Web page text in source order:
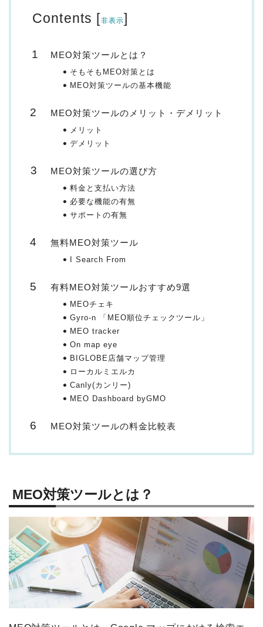
Contents [非表示]
MEO対策ツールとは？
そもそもMEO対策とは
MEO対策ツールの基本機能
MEO対策ツールのメリット・デメリット
メリット
デメリット
MEO対策ツールの選び方
料金と支払い方法
必要な機能の有無
サポートの有無
無料MEO対策ツール
I Search From
有料MEO対策ツールおすすめ9選
MEOチェキ
Gyro-n 「MEO順位チェックツール」
MEO tracker
On map eye
BIGLOBE店舗マップ管理
ローカルミエルカ
Canly(カンリー)
MEO Dashboard byGMO
MEO対策ツールの料金比較表
MEO対策ツールとは？